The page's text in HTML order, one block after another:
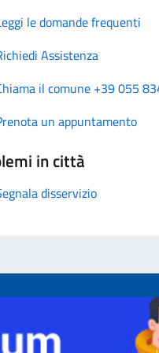
le domande frequenti
Assistenza
il comune +39 055
un appuntamento
in città
disservizio